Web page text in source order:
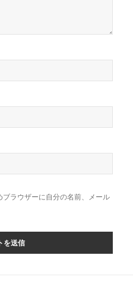
ラウザーに自分の名前、メール